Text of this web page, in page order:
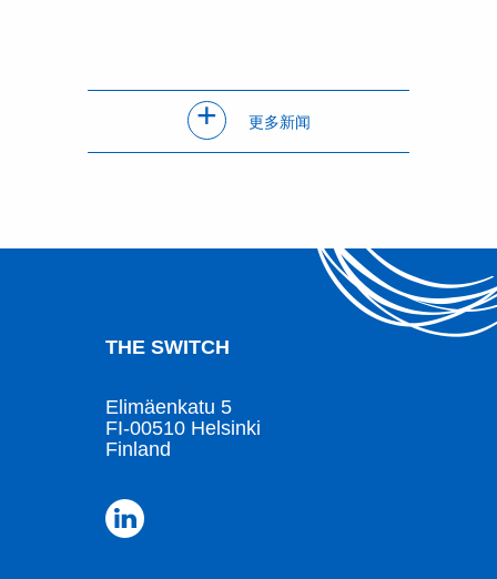
+ 更多新闻
THE SWITCH
Elimäenkatu 5
FI-00510 Helsinki
Finland